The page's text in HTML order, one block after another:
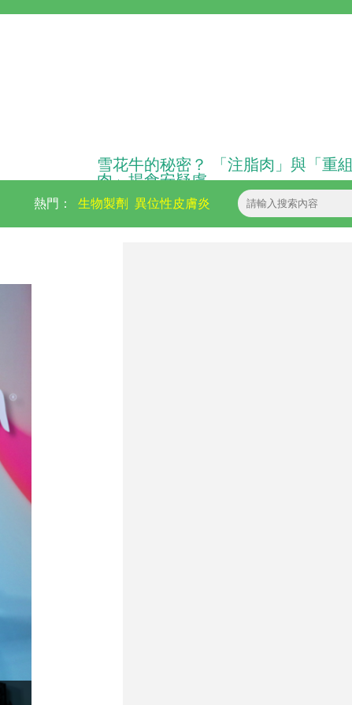
雪花牛的秘密？ 「注脂肉」與「重
肉」揭食安疑慮
異位性皮膚炎
生物製劑
熱門：